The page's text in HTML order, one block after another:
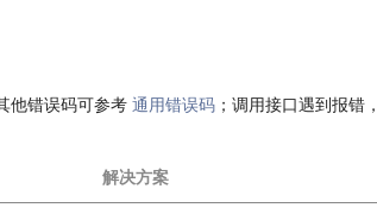
他错误码可参考 通用错误码 ；调用接口遇到报错
解决方案